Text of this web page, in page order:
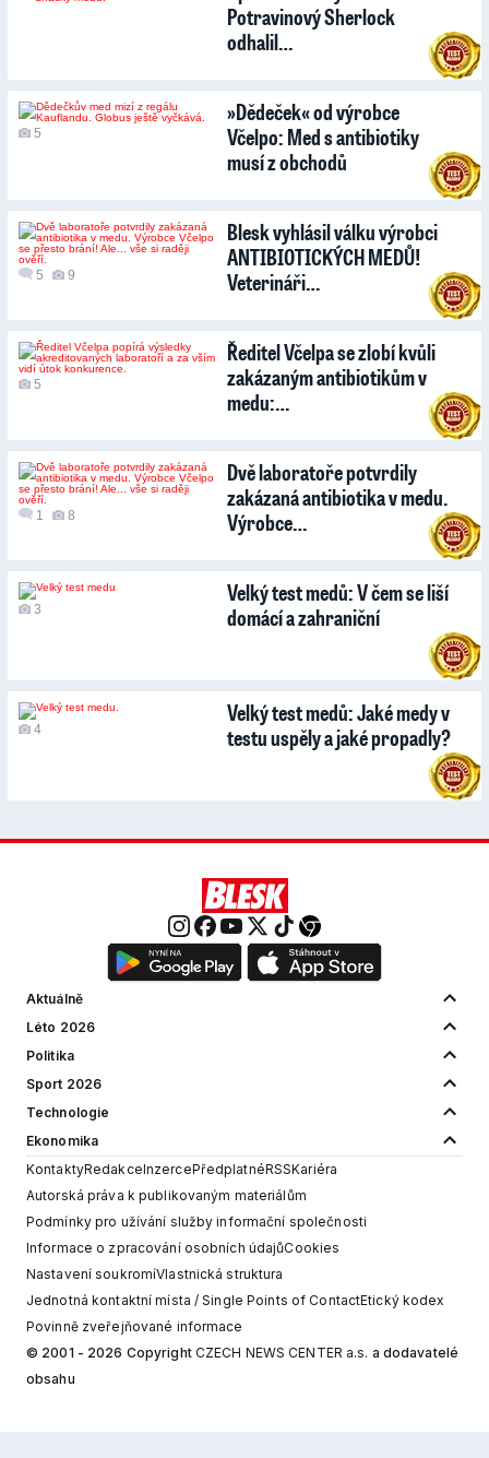
Potravinový Sherlock
odhalil…
5
»Dědeček« od výrobce
Včelpo: Med s antibiotiky
musí z obchodů
5 9
Blesk vyhlásil válku výrobci
ANTIBIOTICKÝCH MEDŮ!
Veterináři…
5
Ředitel Včelpa se zlobí kvůli
zakázaným antibiotikům v
medu:…
1 8
Dvě laboratoře potvrdily
zakázaná antibiotika v medu.
Výrobce…
3
Velký test medů: V čem se liší
domácí a zahraniční
4
Velký test medů: Jaké medy v
testu uspěly a jaké propadly?
Aktuálně
Léto 2026
Politika
Sport 2026
Technologie
Ekonomika
KontaktyRedakceInzercePředplatnéRSSKariéra
Autorská práva k publikovaným materiálům
Podmínky pro užívání služby informační společnosti
Informace o zpracování osobních údajůCookies
Nastavení soukromíVlastnická struktura
Jednotná kontaktní místa / Single Points of ContactEtický kodex
Povinně zveřejňované informace
© 2001 - 2026 Copyright CZECH NEWS CENTER a.s. a dodavatelé
obsahu